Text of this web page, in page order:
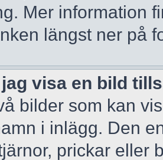
Mer information
längst ner på
visa en bild
bilder som kan
i inlägg. Den
prickar eller